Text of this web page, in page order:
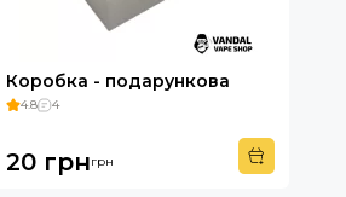
Коробка - подарункова
4.8 4
20 грнгрн